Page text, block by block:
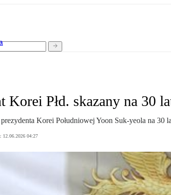
Korei Płd. skazany na 30
prezydenta Korei Południowej Yoon Suk-yeola na 30
12.06.2026 04:27